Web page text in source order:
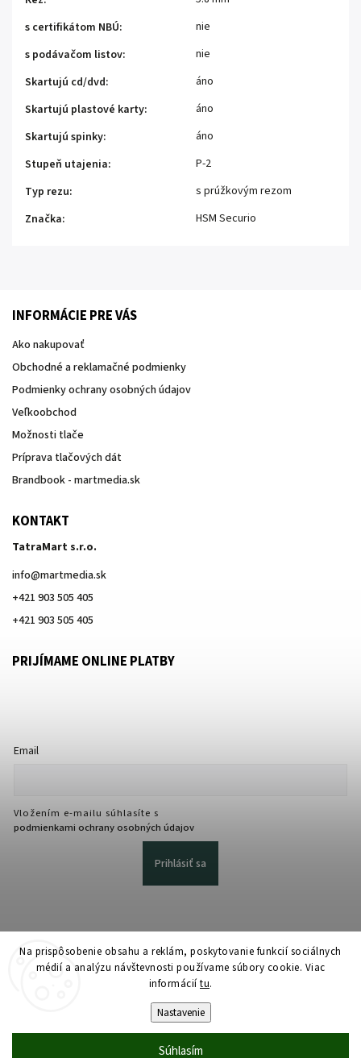
Na prispôsobenie obsahu a reklám, poskytovanie funkcií sociálnych
médií a analýzu návštevnosti používame súbory cookie. Viac
informáciítu.
Nastavenie
Súhlasím
s certifikátom NBÚ:
nie
s podávačom listov:
nie
Skartujú cd/dvd:
áno
Skartujú plastové karty:
áno
Skartujú spinky:
áno
Stupeň utajenia:
P-2
Typ rezu:
s prúžkovým rezom
Značka: HSM Securio
INFORMÁCIE PRE VÁS
Ako nakupovať
Obchodné a reklamačné podmienky
Podmienky ochrany osobných údajov
Veľkoobchod
Možnosti tlače
Príprava tlačových dát
Brandbook - martmedia.sk
KONTAKT
TatraMart s.r.o.
info@martmedia.sk
+421 903 505 405
+421 903 505 405
PRIJÍMAME ONLINE PLATBY
Email
Vložením e-mailu súhlasíte s
podmienkami ochrany osobných údajov
Prihlásiť sa
Upraviť nastavenie cookies